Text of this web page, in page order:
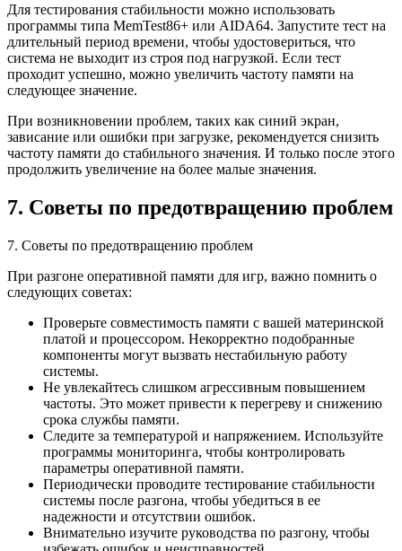
Для тестирования стабильности можно использовать
программы типа MemTest86+ или AIDA64. Запустите тест на
длительный период времени, чтобы удостовериться, что
система не выходит из строя под нагрузкой. Если тест
проходит успешно, можно увеличить частоту памяти на
следующее значение.
При возникновении проблем, таких как синий экран,
зависание или ошибки при загрузке, рекомендуется снизить
частоту памяти до стабильного значения. И только после этого
продолжить увеличение на более малые значения.
7. Советы по предотвращению проблем
7. Советы по предотвращению проблем
При разгоне оперативной памяти для игр, важно помнить о
следующих советах:
Проверьте совместимость памяти с вашей материнской
платой и процессором. Некорректно подобранные
компоненты могут вызвать нестабильную работу
системы.
Не увлекайтесь слишком агрессивным повышением
частоты. Это может привести к перегреву и снижению
срока службы памяти.
Следите за температурой и напряжением. Используйте
программы мониторинга, чтобы контролировать
параметры оперативной памяти.
Периодически проводите тестирование стабильности
системы после разгона, чтобы убедиться в ее
надежности и отсутствии ошибок.
Внимательно изучите руководства по разгону, чтобы